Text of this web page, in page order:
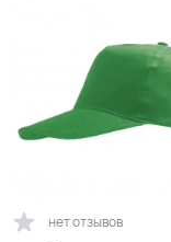
нет отзывов